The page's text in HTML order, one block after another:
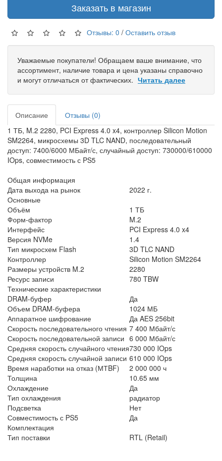
Заказать в магазин
Отзывы: 0 / Оставить отзыв
Уважаемые покупатели! Обращаем ваше внимание, что
ассортимент, наличие товара и цена указаны справочно
и могут отличаться от фактических. Читать далее
Описание
Отзывы (0)
1 ТБ, M.2 2280, PCI Express 4.0 x4, контроллер Silicon Motion
SM2264, микросхемы 3D TLC NAND, последовательный
доступ: 7400/6000 МБайт/с, случайный доступ: 730000/610000
IOps, совместимость с PS5
Общая информация
Дата выхода на рынок
2022 г.
Основные
Объём
1 ТБ
Форм-фактор
M.2
Интерфейс
PCI Express 4.0 x4
Версия NVMe
1.4
Тип микросхем Flash
3D TLC NAND
Контроллер
Silicon Motion SM2264
Размеры устройств M.2
2280
Ресурс записи
780 TBW
Технические характеристики
DRAM-буфер
Да
Объем DRAM-буфера
1024 МБ
Аппаратное шифрование
Да AES 256bit
Скорость последовательного чтения 7 400 Мбайт/с
Скорость последовательной записи 6 000 Мбайт/с
Средняя скорость случайного чтения730 000 IOps
Средняя скорость случайной записи 610 000 IOps
Время наработки на отказ (МТBF)
2 000 000 ч
Толщина
10.65 мм
Охлаждение
Да
Тип охлаждения
радиатор
Подсветка
Нет
Совместимость с PS5
Да
Комплектация
Тип поставки
RTL (Retail)